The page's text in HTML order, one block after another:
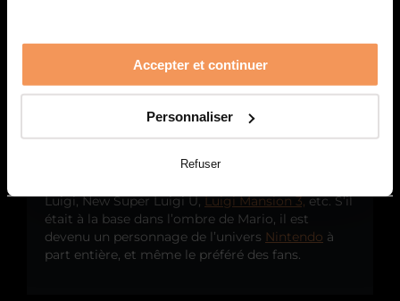
Accepter et continuer
Personnaliser
Refuser
développé comme un personnage distinct et a eu
sa propre personnalité. De légères différences de
pouvait sauter plus loin que Mario mais avec
moins de précisions, ce qui donnait un avantage
ou un désavantage au joueur en fonction du frère
Luigi, New Super Luigi U,Luigi Mansion 3,etc. S’il
était à la base dans l’ombre de Mario, il est
devenu un personnage de l’univers Nintendo à
part entière, et même le préféré des fans.